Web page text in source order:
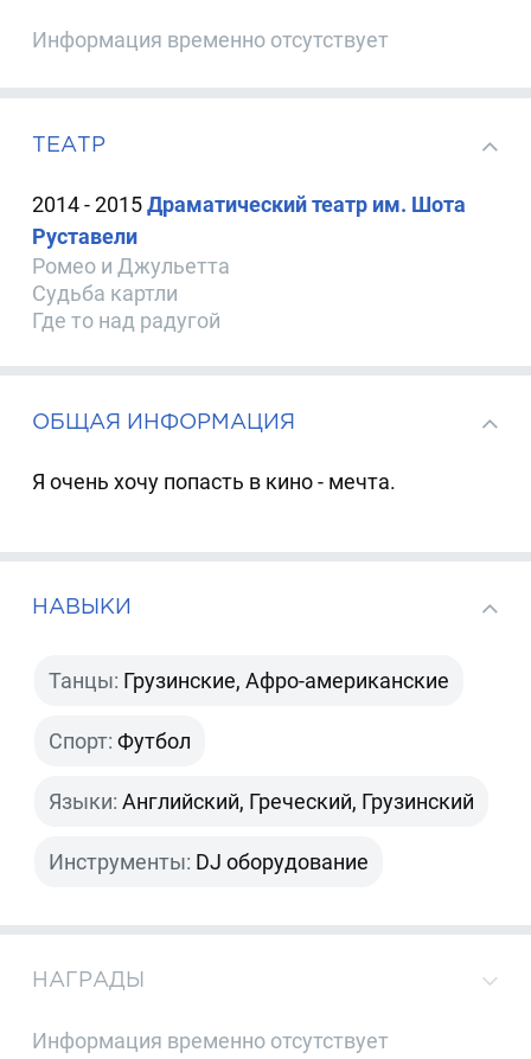
Информация временно отсутствует
ТЕАТР
2014 - 2015Драматический театр им. Шота
Руставели
Ромео и Джульетта
Судьба картли
Где то над радугой
ОБЩАЯ ИНФОРМАЦИЯ
Я очень хочу попасть в кино - мечта.
НАВЫКИ
Танцы: Грузинские, Афро-американские
Спорт: Футбол
Языки: Английский, Греческий, Грузинский
Инструменты: DJ оборудование
НАГРАДЫ
Информация временно отсутствует